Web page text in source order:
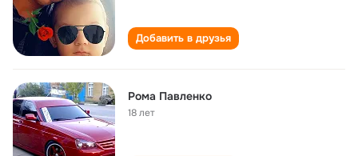
Добавить в друзья
Рома Павленко
18 лет